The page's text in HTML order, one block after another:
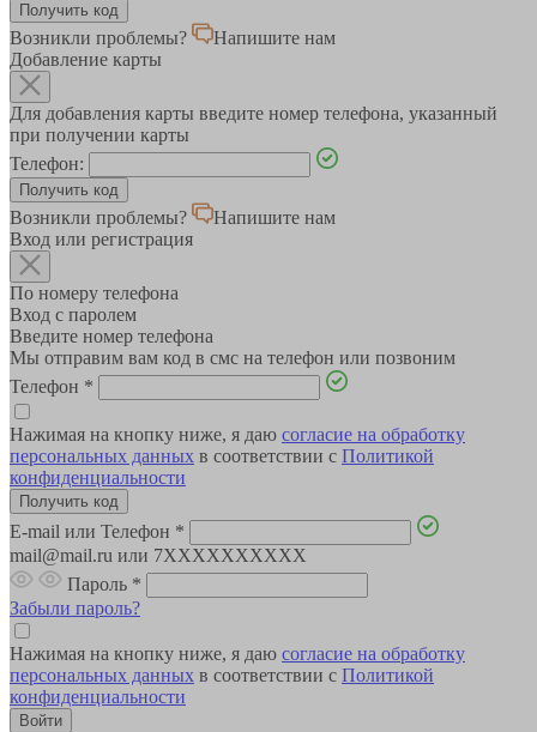
Возникли проблемы?
Напишите нам
Добавление карты
Для добавления карты введите номер телефона, указанный
при получении карты
Телефон:
Возникли проблемы?
Напишите нам
Вход или регистрация
По номеру телефона
Вход с паролем
Введите номер телефона
Мы отправим вам код в смс на телефон или позвоним
Телефон *
Нажимая на кнопку ниже, я даю согласие на обработку
персональных данных в соответствии с Политикой
конфиденциальности
E-mail или Телефон *
mail@mail.ru или 7XXXXXXXXXX
Пароль *
Забыли пароль?
Нажимая на кнопку ниже, я даю согласие на обработку
персональных данных в соответствии с Политикой
конфиденциальности